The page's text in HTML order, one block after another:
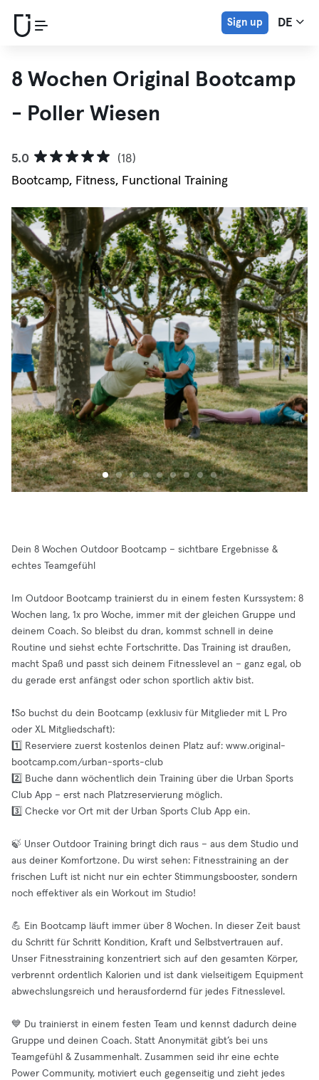
Sign up DE
8 Wochen Original Bootcamp
- Poller Wiesen
5.0
(18)
Bootcamp, Fitness, Functional Training
Dein 8 Wochen Outdoor Bootcamp – sichtbare Ergebnisse &
echtes Teamgefühl
Im Outdoor Bootcamp trainierst du in einem festen Kurssystem: 8
Wochen lang, 1x pro Woche, immer mit der gleichen Gruppe und
deinem Coach. So bleibst du dran, kommst schnell in deine
Routine und siehst echte Fortschritte. Das Training ist draußen,
macht Spaß und passt sich deinem Fitnesslevel an – ganz egal, ob
du gerade erst anfängst oder schon sportlich aktiv bist.
❗️So buchst du dein Bootcamp (exklusiv für Mitglieder mit L Pro
oder XL Mitgliedschaft):
1️⃣ Reserviere zuerst kostenlos deinen Platz auf: www.original-
bootcamp.com/urban-sports-club
2️⃣ Buche dann wöchentlich dein Training über die Urban Sports
Club App – erst nach Platzreservierung möglich.
3️⃣ Checke vor Ort mit der Urban Sports Club App ein.
🍃 Unser Outdoor Training bringt dich raus – aus dem Studio und
aus deiner Komfortzone. Du wirst sehen: Fitnesstraining an der
frischen Luft ist nicht nur ein echter Stimmungsbooster, sondern
noch effektiver als ein Workout im Studio!
💪 Ein Bootcamp läuft immer über 8 Wochen. In dieser Zeit baust
du Schritt für Schritt Kondition, Kraft und Selbstvertrauen auf.
Unser Fitnesstraining konzentriert sich auf den gesamten Körper,
verbrennt ordentlich Kalorien und ist dank vielseitigem Equipment
abwechslungsreich und herausfordernd für jedes Fitnesslevel.
💙 Du trainierst in einem festen Team und kennst dadurch deine
Gruppe und deinen Coach. Statt Anonymität gibt’s bei uns
Teamgefühl & Zusammenhalt. Zusammen seid ihr eine echte
Power Community, motiviert euch gegenseitig und zieht jedes